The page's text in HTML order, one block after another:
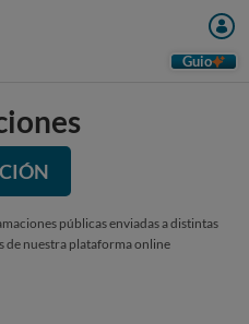
Guio
públicas enviadas a distintas
de nuestra plataforma online